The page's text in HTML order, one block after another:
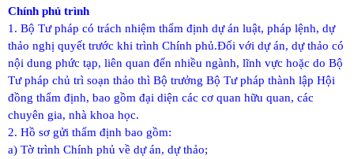
Chính phủ trình
1. Bộ Tư pháp có trách nhiệm thẩm định dự án luật, pháp lệnh, dự
thảo nghị quyết trước khi trình Chính phủ.Đối với dự án, dự thảo có
nội dung phức tạp, liên quan đến nhiều ngành, lĩnh vực hoặc do Bộ
Tư pháp chủ trì soạn thảo thì Bộ trưởng Bộ Tư pháp thành lập Hội
đồng thẩm định, bao gồm đại diện các cơ quan hữu quan, các
chuyên gia, nhà khoa học.
2. Hồ sơ gửi thẩm định bao gồm:
a) Tờ trình Chính phủ về dự án, dự thảo;